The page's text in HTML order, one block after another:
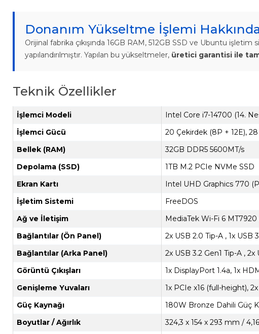
Donanım Yükseltme İşlemi
Orijinal fabrika çıkışında 16GB RAM, 512GB SSD ve Ubuntu
yapılandırılmıştır. Yapılan bu yükseltmeler, üretici garantisi ile
Teknik Özellikler
İşlemci Modeli
Intel Core i7-14700 (14.
İşlemci Gücü
20 Çekirdek (8P + 12E),
Bellek (RAM)
32GB DDR5 5600MT/s
Depolama (SSD)
1TB M.2 PCIe NVMe SSD
Ekran Kartı
Intel UHD Graphics 770
İşletim Sistemi
FreeDOS
Ağ ve İletişim
MediaTek Wi-Fi 6
Bağlantılar (Ön Panel)
2x USB 2.0 Tip-A , 1x USB
Bağlantılar (Arka Panel)
2x USB 3.2 Gen1 Tip-A ,
Görüntü Çıkışları
1x DisplayPort 1.4a, 1x
Genişleme Yuvaları
1x PCIe x16 (full-height),
Güç Kaynağı
180W Bronze Dahili Güç
Boyutlar / Ağırlık
324,3 x 154 x 293 mm /